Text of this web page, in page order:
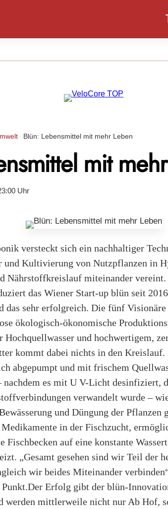
Blün: Lebensmittel mit mehr Leben
mit
Uhr
versteckt sich ein nachhaltiger
und Kultivierung von Nutzpflanzen in
Nährstoffkreislauf miteinander
das Wiener Start-up blün seit
das sehr erfolgreich. Die fünf
ökologisch-ökonomische
und hochwertigem,
kommt dabei nichts in den Kreislauf.
abgepumpt und mit frischem
nachdem es mit U V-Licht
verwandelt wurde –
und Düngung der Pflanzen
in der Fischzucht,
Fischbecken auf eine konstante
„Gesamt gesehen sind wir Teil der
wir beides Miteinander
Erfolg gibt der blün-
werden mittlerweile nicht nur Ab Hof,